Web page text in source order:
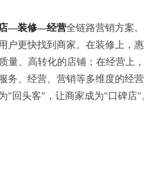
—装修—经营全链路营销方案
户更快找到商家。在装修上，
量、高转化的店铺；在经营上
务、经营、营销等多维度的经
"回头客"，让商家成为"口碑店"